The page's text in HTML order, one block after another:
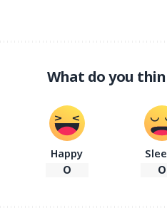
What do you
Happy
0 0